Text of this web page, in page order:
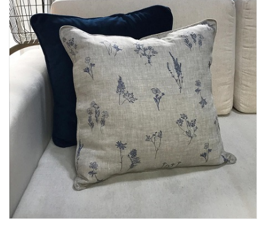
Lost Password
Cadastrar Conta